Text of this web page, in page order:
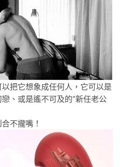
它想象成任何人，它可以是
、或是遙不可及的”新任老公
不攏嘴！